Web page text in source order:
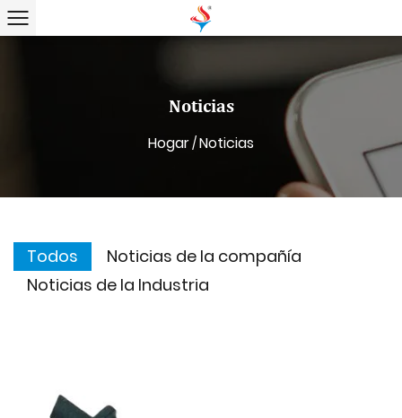
Noticias
Hogar/Noticias
Todos
Noticias de la compañía
Noticias de la Industria